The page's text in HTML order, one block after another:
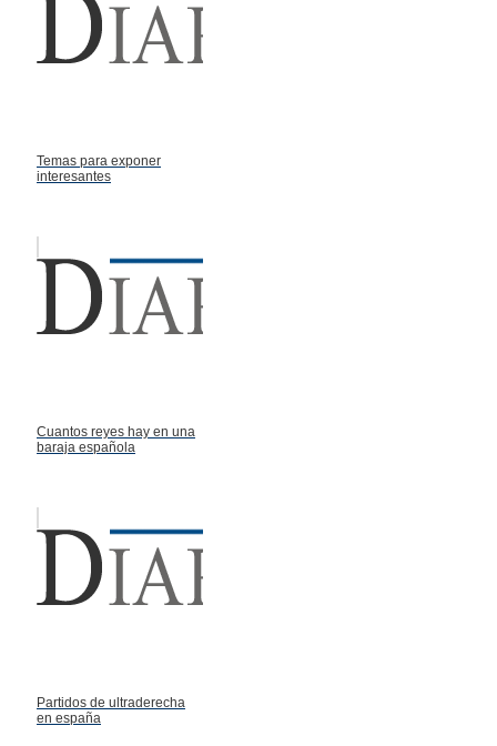
Temas para exponer
interesantes
Cuantos reyes hay en una
baraja española
Partidos de ultraderecha
en españa